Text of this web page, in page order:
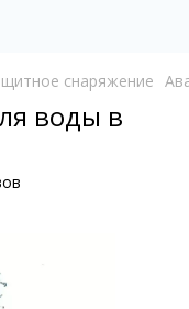
снаряжение
воды в